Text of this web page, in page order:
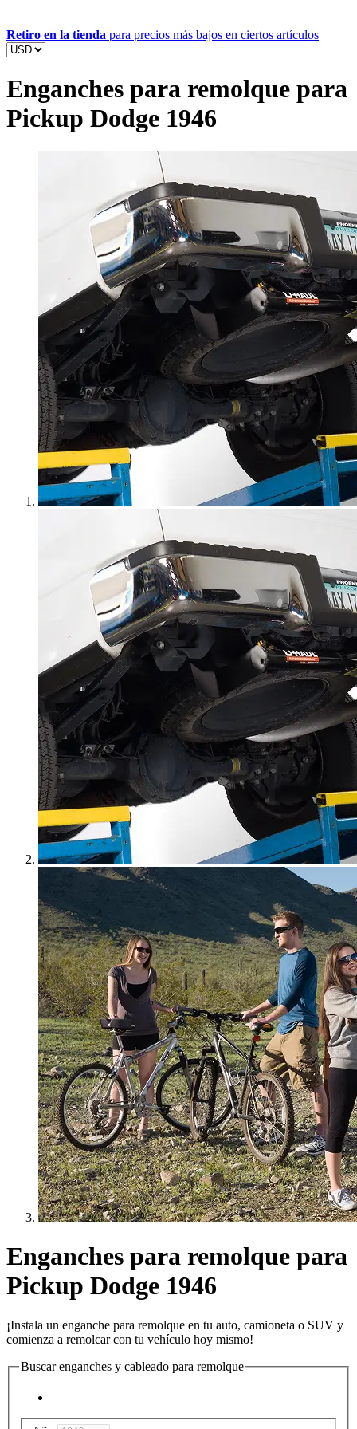
Retiro en la tienda para precios más bajos en ciertos artículos
Enganches para remolque para
Pickup Dodge 1946
Enganches para remolque para
Pickup Dodge 1946
¡Instala un enganche para remolque en tu auto, camioneta o SUV y
comienza a remolcar con tu vehículo hoy mismo!
Buscar enganches y cableado para remolque